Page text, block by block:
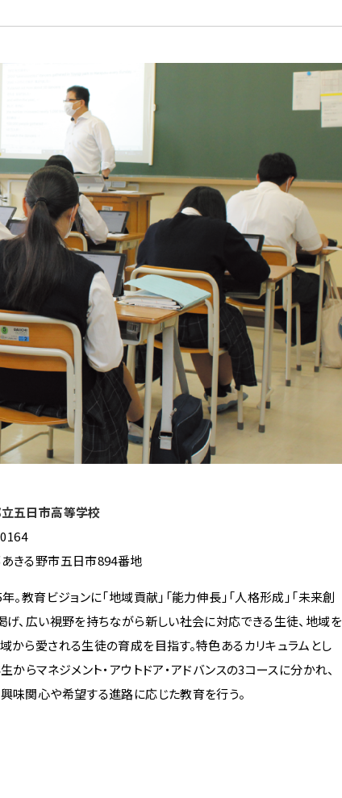
五日市高等学校
きる野市五日市894番地
。教育ビジョンに「地域貢献」「能力伸長」「人格形成」「未来創
げ、広い視野を持ちながら新しい社会に対応できる生徒、地域を
から愛される生徒の育成を目指す。特色あるカリキュラムとし
からマネジメント・アウトドア・アドバンスの3コースに分かれ、
味関心や希望する進路に応じた教育を行う。